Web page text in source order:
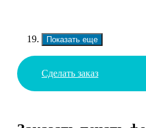
Показать еще
Сделать заказ